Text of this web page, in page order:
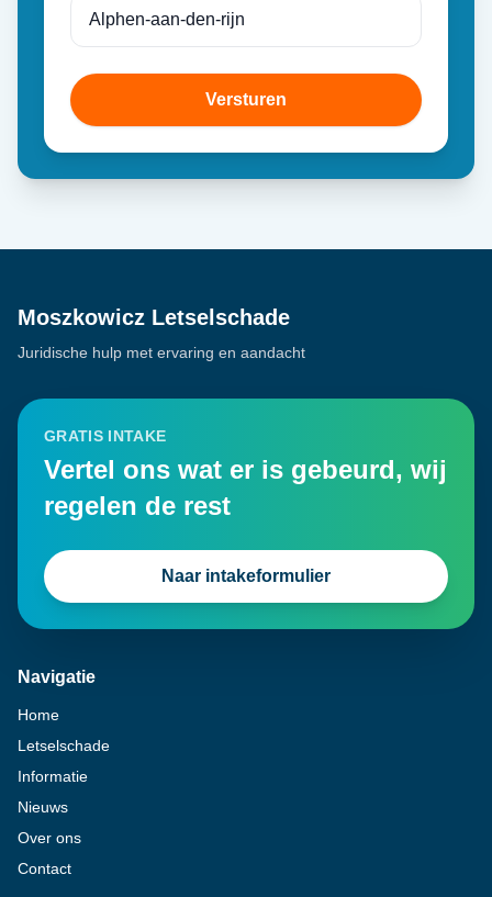
Versturen
Moszkowicz Letselschade
Juridische hulp met ervaring en aandacht
GRATIS INTAKE
Vertel ons wat er is gebeurd, wij
regelen de rest
Naar intakeformulier
Navigatie
Home
Letselschade
Informatie
Nieuws
Over ons
Contact